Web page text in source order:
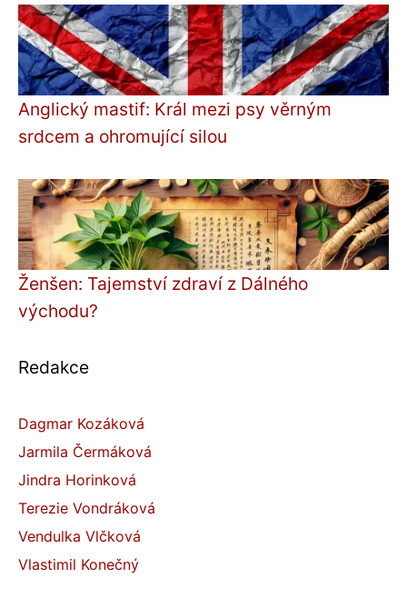
Anglický mastif: Král mezi psy věrným
srdcem a ohromující silou
Ženšen: Tajemství zdraví z Dálného
východu?
Redakce
Dagmar Kozáková
Jarmila Čermáková
Jindra Horinková
Terezie Vondráková
Vendulka Vlčková
Vlastimil Konečný